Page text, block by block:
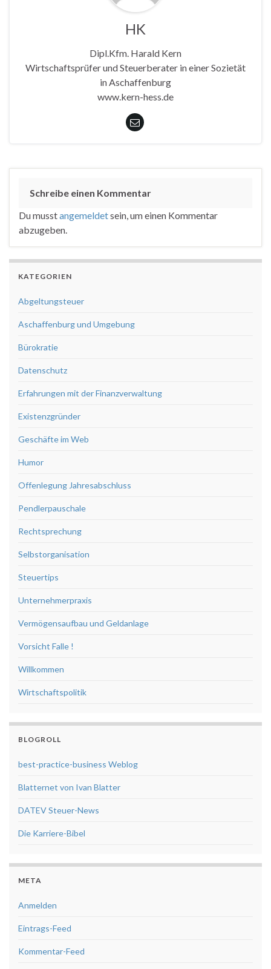
HK
Dipl.Kfm. Harald Kern
Wirtschaftsprüfer und Steuerberater in einer Sozietät
in Aschaffenburg
www.kern-hess.de
Schreibe einen Kommentar
Du musstangemeldetsein, um einen Kommentar
abzugeben.
KATEGORIEN
Abgeltungsteuer
Aschaffenburg und Umgebung
Bürokratie
Datenschutz
Erfahrungen mit der Finanzverwaltung
Existenzgründer
Geschäfte im Web
Humor
Offenlegung Jahresabschluss
Pendlerpauschale
Rechtsprechung
Selbstorganisation
Steuertips
Unternehmerpraxis
Vermögensaufbau und Geldanlage
Vorsicht Falle !
Willkommen
Wirtschaftspolitik
BLOGROLL
best-practice-business Weblog
Blatternet von Ivan Blatter
DATEV Steuer-News
Die Karriere-Bibel
META
Anmelden
Eintrags-Feed
Kommentar-Feed